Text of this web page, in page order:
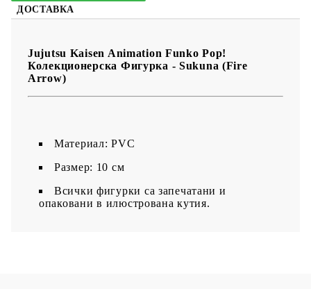
ДОСТАВКА
Jujutsu Kaisen Animation Funko Pop!
Колекционерска Фигурка - Sukuna (Fire
Arrow)
Материал: PVC
Размер: 10 см
Всички фигурки са запечатани и
опаковани в илюстрована кутия.